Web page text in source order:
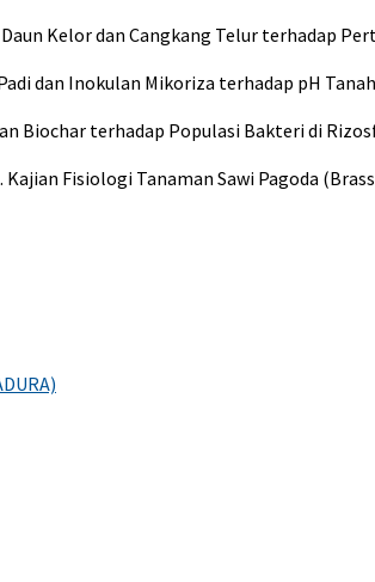
Daun Kelor dan Cangkang Telur terhadap
Padi dan Inokulan Mikoriza terhadap pH
Biochar terhadap Populasi Bakteri di
Kajian Fisiologi Tanaman Sawi Pagoda